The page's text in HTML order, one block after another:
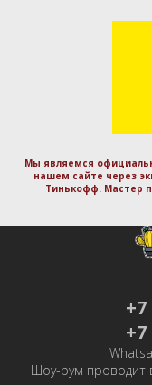
Мы являемся
нашем сайте через
Тинькофф. Маcтер
+7
+7
Шоу-рум проводит